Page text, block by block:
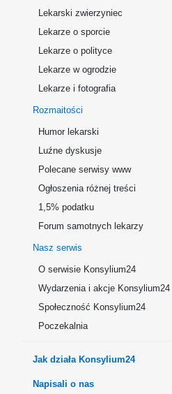
Lekarski zwierzyniec
Lekarze o sporcie
Lekarze o polityce
Lekarze w ogrodzie
Lekarze i fotografia
Rozmaitości
Humor lekarski
Luźne dyskusje
Polecane serwisy www
Ogłoszenia różnej treści
1,5% podatku
Forum samotnych lekarzy
Nasz serwis
O serwisie Konsylium24
Wydarzenia i akcje Konsylium24
Społeczność Konsylium24
Poczekalnia
Jak działa Konsylium24
Napisali o nas